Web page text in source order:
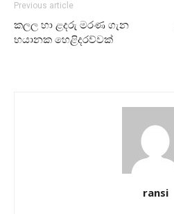
Previous article
කලල හා ළදරු මරණ ගැන
භයානක හෙළිදරව්වක්
ransi